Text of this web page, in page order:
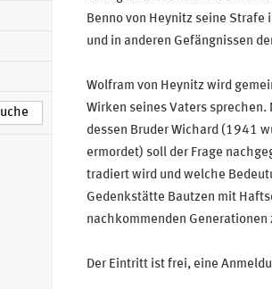
Benno von Heynitz seine
und in anderen Gefängnissen
Wolfram von Heynitz wird
Wirken seines Vaters
dessen Bruder Wichard (1941
ermordet) soll der Frage
tradiert wird und welche
Gedenkstätte Bautzen mit
nachkommenden Generationen
Der Eintritt ist frei, eine